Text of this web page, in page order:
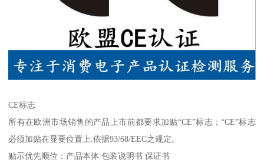
CE标志
所有在欧洲市场销售的产品上市前都要求加贴“CE”标志；“CE”标志
必须加贴在显要位置上:依据93/68/EEC之规定。
贴示优先顺位：产品本体 包装说明书 保证书